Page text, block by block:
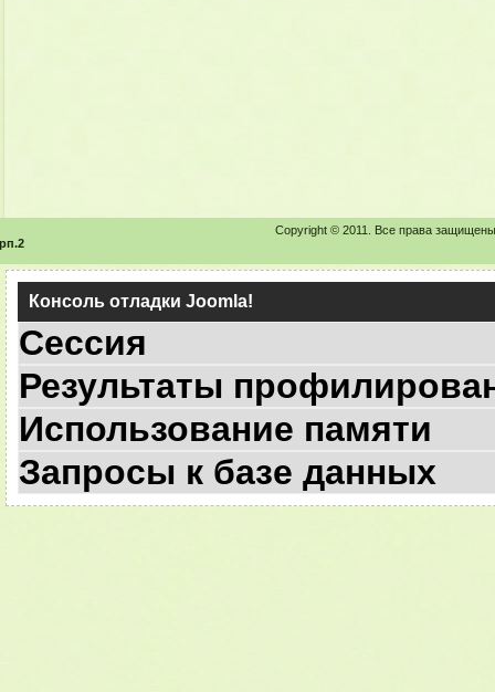
Copyright © 2011. Все права
Консоль отладки Joomla!
Сессия
Результаты
Использование памяти
Запросы к базе данных